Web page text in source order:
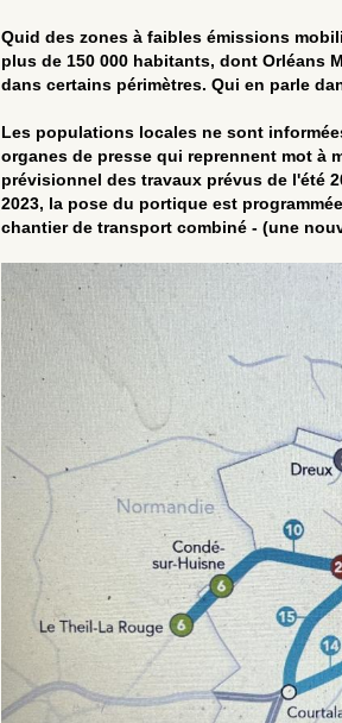
Quid des zones à faibles émissions
plus de 150 000 habitants, dont
dans certains périmètres. Qui en parle
Les populations locales ne sont
organes de presse qui reprennent mot à
prévisionnel des travaux prévus de l'été
2023, la pose du portique est
chantier de transport combiné - (une